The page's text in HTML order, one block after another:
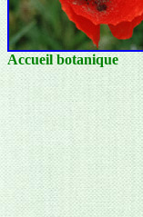
Accueil botanique